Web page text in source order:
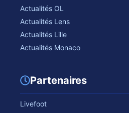
Actualités OL
Actualités Lens
Actualités Lille
Actualités Monaco
Partenaires
Livefoot